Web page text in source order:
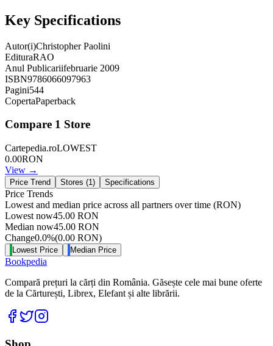
Key Specifications
Autor(i)Christopher Paolini
EdituraRAO
Anul Publicariifebruarie 2009
ISBN9786066097963
Pagini544
CopertaPaperback
Compare 1 Store
Cartepedia.roLOWEST
0.00RON
View →
Price Trend Stores (1 ) Specifications
Price Trends
Lowest and median price across all partners over time (RON)
Lowest now45.00 RON
Median now45.00 RON
Change0.0%(0.00 RON)
Lowest Price Median Price
Bookpedia
Compară prețuri la cărți din România. Găsește cele mai bune oferte
de la Cărturești, Librex, Elefant și alte librării.
Facebook
Twitter